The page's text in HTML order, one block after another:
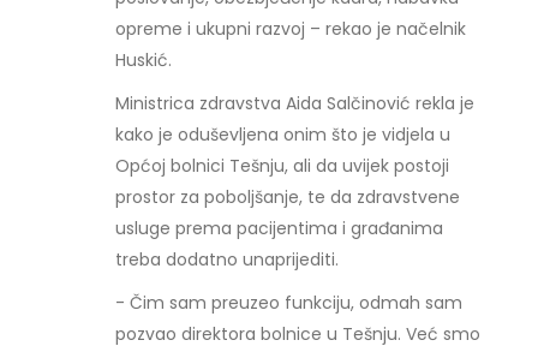
opreme i ukupni razvoj – rekao je načelnik
Huskić.
Ministrica zdravstva Aida Salčinović rekla je
kako je oduševljena onim što je vidjela u
Općoj bolnici Tešnju, ali da uvijek postoji
prostor za poboljšanje, te da zdravstvene
usluge prema pacijentima i građanima
treba dodatno unaprijediti.
- Čim sam preuzeo funkciju, odmah sam
pozvao direktora bolnice u Tešnju. Već smo